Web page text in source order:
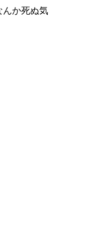
んか死ぬ気